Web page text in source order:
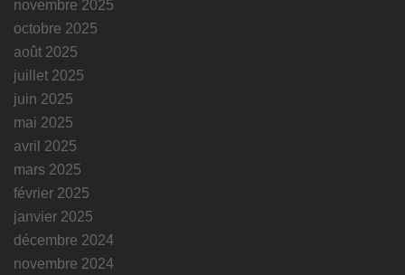
novembre 2025
octobre 2025
août 2025
juillet 2025
juin 2025
mai 2025
avril 2025
mars 2025
février 2025
janvier 2025
décembre 2024
novembre 2024